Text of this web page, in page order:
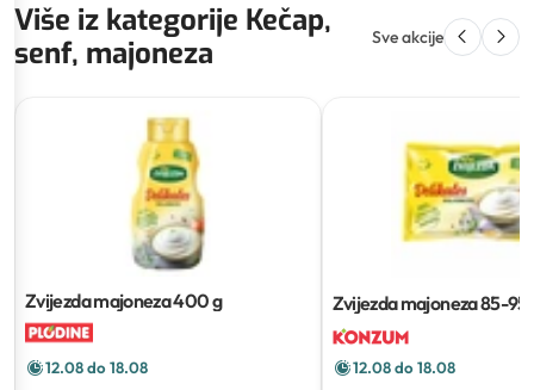
Više iz kategorije Kečap,
senf, majoneza
Sve akcije
Zvijezda majoneza400 g
12.08 do 18.08
Zvijezda majoneza85-95
12.08 do 18.08